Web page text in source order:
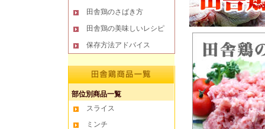
田舎鶏のさばき方
田舎鶏の美味しいレシピ
保存方法アドバイス
部位別商品一覧
スライス
ミンチ